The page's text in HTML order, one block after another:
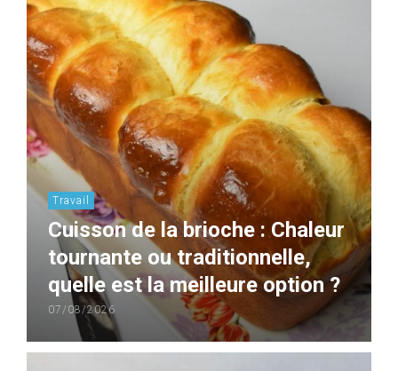
Travail
Cuisson de la brioche : Chaleur
tournante ou traditionnelle,
quelle est la meilleure option ?
07/08/2026